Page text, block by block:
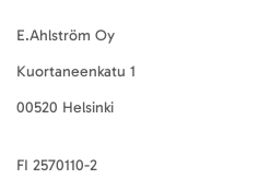
E.Ahlström Oy
Kuortaneenkatu 1
00520 Helsinki
FI 2570110-2